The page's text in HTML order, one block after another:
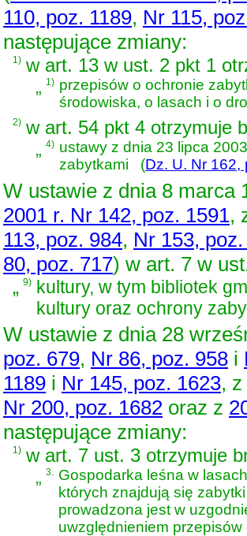
110, poz. 1189, Nr 115,
następujące zmiany:
1) w art. 13 w ust. 2 pkt 1
„ 1) przepisów o ochronie
środowiska, o lasach i o
2) w art. 54 pkt 4 otrzymuje
„4) ustawy z dnia 23 lipca
zabytkami
(Dz. U. Nr 162,
W ustawie z dnia 8 marca
2001 r. Nr 142, poz. 1591,
113, poz. 984, Nr 153,
80, poz. 717) w art. 7 w
„9)
kultury, w tym bibliotek
kultury oraz ochrony
W ustawie z dnia 28
poz. 679, Nr 86, poz. 958 i
1189 i Nr 145, poz. 1623, z
Nr 200, poz. 1682 oraz z
następujące zmiany:
1) w art. 7 ust. 3 otrzymuje
„3.
Gospodarka leśna w
których znajdują się
prowadzona jest w
uwzględnieniem